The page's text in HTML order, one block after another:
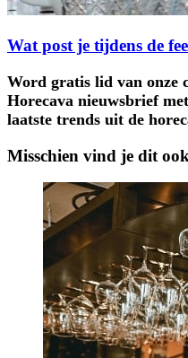
Wat post je tijdens de
Word gratis lid van onze
Horecava nieuwsbrief
laatste trends uit de
Misschien vind je dit